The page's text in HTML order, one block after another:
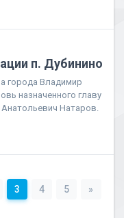
п. Дубинино
города Владимир
назначенного главу
Натаров.
3 4 5 »